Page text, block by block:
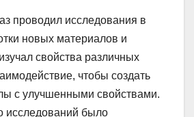
проводил исследования в
новых материалов и
свойства различных
чтобы создать
с улучшенными свойствами.
исследований было